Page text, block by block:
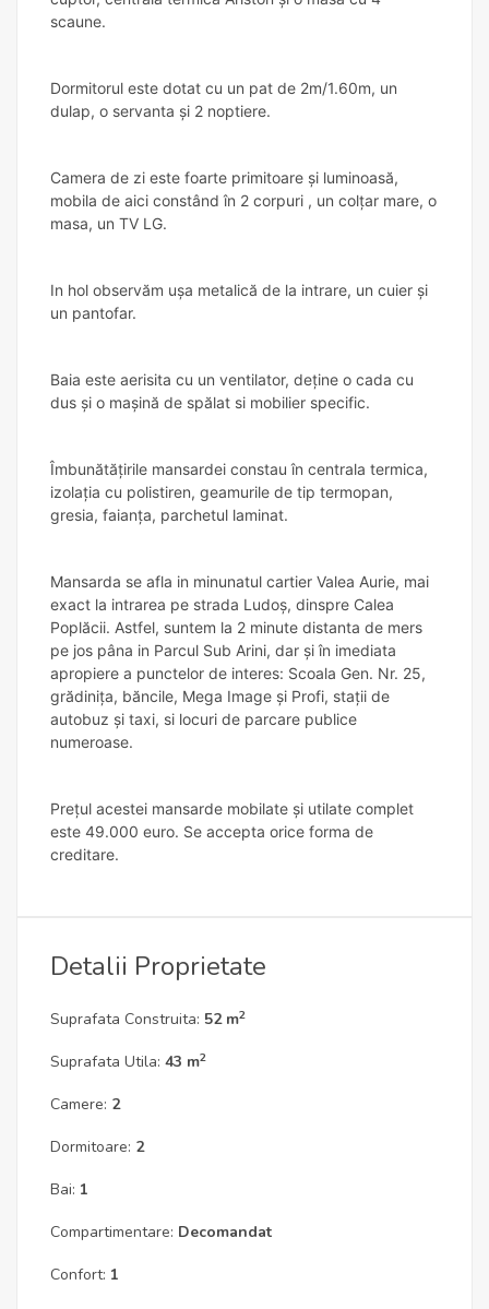
scaune.
Dormitorul este dotat cu un pat de 2m/1.60m, un
dulap, o servanta și 2 noptiere.
Camera de zi este foarte primitoare și luminoasă,
mobila de aici constând în 2 corpuri , un colțar mare, o
masa, un TV LG.
In hol observăm ușa metalică de la intrare, un cuier și
un pantofar.
Baia este aerisita cu un ventilator, deține o cada cu
dus și o mașină de spălat si mobilier specific.
Îmbunătățirile mansardei constau în centrala termica,
izolația cu polistiren, geamurile de tip termopan,
gresia, faianța, parchetul laminat.
Mansarda se afla in minunatul cartier Valea Aurie, mai
exact la intrarea pe strada Ludoș, dinspre Calea
Poplăcii. Astfel, suntem la 2 minute distanta de mers
pe jos pâna in Parcul Sub Arini, dar și în imediata
apropiere a punctelor de interes: Scoala Gen. Nr. 25,
grădinița, băncile, Mega Image și Profi, stații de
autobuz și taxi, si locuri de parcare publice
numeroase.
Prețul acestei mansarde mobilate și utilate complet
este 49.000 euro. Se accepta orice forma de
creditare.
Detalii Proprietate
Suprafata Construita: 52 m2
Suprafata Utila: 43 m2
Camere: 2
Dormitoare: 2
Bai: 1
Compartimentare: Decomandat
Confort: 1